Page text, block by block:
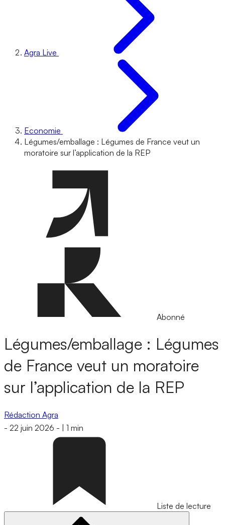
Agra Live
Economie
Légumes/emballage : Légumes de France veut un
moratoire sur l’application de la REP
Abonné
Légumes/emballage : Légumes
de France veut un moratoire
sur l’application de la REP
Rédaction Agra
- 22 juin 2026 - 1 min
Liste de lecture